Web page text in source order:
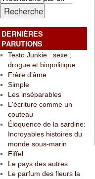
DERNIÈRES
PARUTIONS
Testo Junkie : sexe ;
drogue et biopolitique
Frère d’âme
Simple
Les inséparables
L'écriture comme un
couteau
Éloquence de la sardine:
Incroyables histoires du
monde sous-marin
Eiffel
Le pays des autres
Le parfum des fleurs la